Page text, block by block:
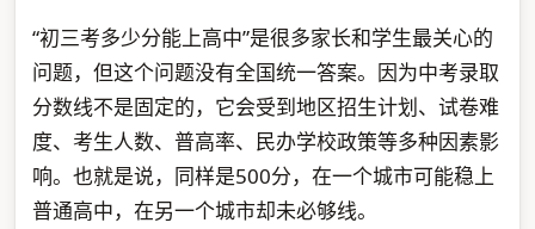
“初三考多少分能上高中”是很多家长和学生最关心的
问题，但这个问题没有全国统一答案。因为中考录取
分数线不是固定的，它会受到地区招生计划、试卷难
度、考生人数、普高率、民办学校政策等多种因素影
响。也就是说，同样是500分，在一个城市可能稳上
普通高中，在另一个城市却未必够线。